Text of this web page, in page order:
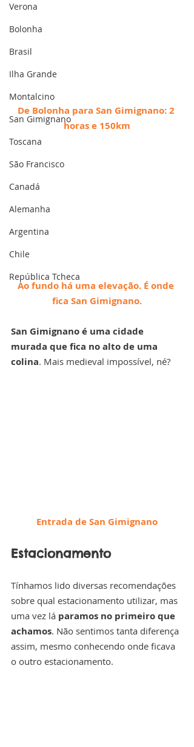
Verona
Bolonha
Brasil
Ilha Grande
Montalcino
San Gimignano
Toscana
São Francisco
Canadá
Alemanha
Argentina
Chile
República Tcheca
De Bolonha para San Gimignano: 2
horas e 150km
Ao fundo há uma elevação. É onde
fica San Gimignano.
San Gimignano é uma cidade
murada que fica no alto de uma
colina. Mais medieval impossível, né?
Entrada de San Gimignano
Estacionamento
Tínhamos lido diversas recomendações
sobre qual estacionamento utilizar, mas
uma vez lá paramos no primeiro que
achamos. Não sentimos tanta diferença
assim, mesmo conhecendo onde ficava
o outro estacionamento.